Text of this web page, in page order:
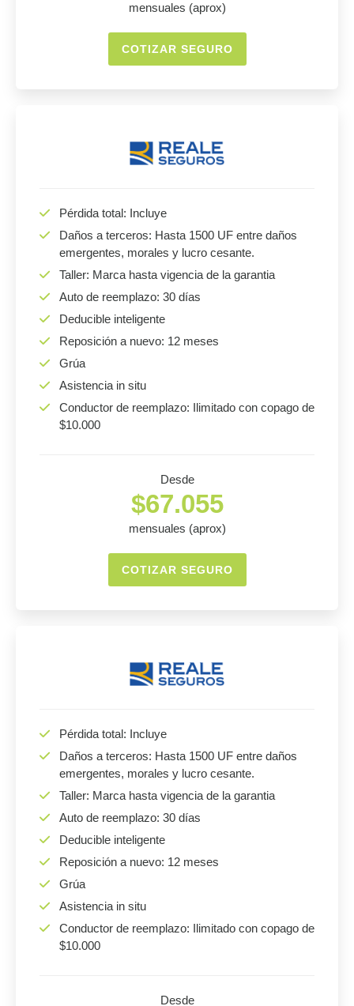
mensuales (aprox)
COTIZAR SEGURO
Pérdida total: Incluye
Daños a terceros: Hasta 1500 UF entre daños
emergentes, morales y lucro cesante.
Taller: Marca hasta vigencia de la garantia
Auto de reemplazo: 30 días
Deducible inteligente
Reposición a nuevo: 12 meses
Grúa
Asistencia in situ
Conductor de reemplazo: Ilimitado con copago de
$10.000
Desde
$67.055
mensuales (aprox)
COTIZAR SEGURO
Pérdida total: Incluye
Daños a terceros: Hasta 1500 UF entre daños
emergentes, morales y lucro cesante.
Taller: Marca hasta vigencia de la garantia
Auto de reemplazo: 30 días
Deducible inteligente
Reposición a nuevo: 12 meses
Grúa
Asistencia in situ
Conductor de reemplazo: Ilimitado con copago de
$10.000
Desde